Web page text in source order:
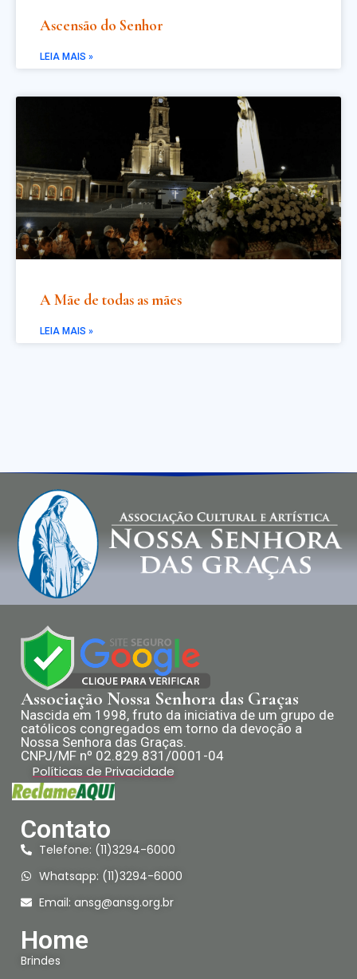
Ascensão do Senhor
LEIA MAIS »
A Mãe de todas as mães
LEIA MAIS »
Associação Nossa Senhora das Graças
Nascida em 1998, fruto da iniciativa de um grupo de
católicos congregados em torno da devoção a
Nossa Senhora das Graças.
CNPJ/MF nº 02.829.831/0001-04
Políticas de Privacidade
Contato
Telefone: (11)3294-6000
Whatsapp: (11)3294-6000
Email: ansg@ansg.org.br
Home
Brindes